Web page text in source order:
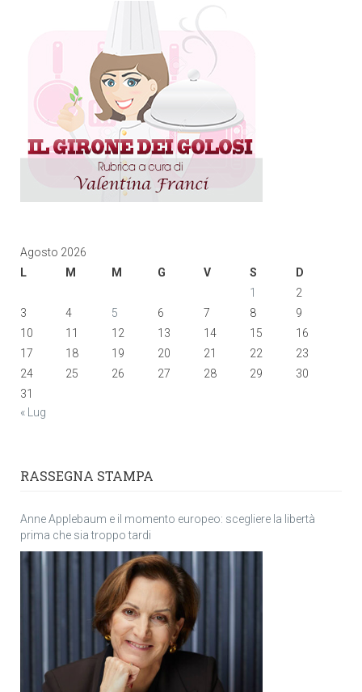
Agosto 2026
L
M M G V S
D
1
2
3
4 5 6 7 8
9
10
11 12 13 14 15
16
17
18 19 20 21 22
23
24
25 26 27 28 29
30
31
« Lug
RASSEGNA STAMPA
Anne Applebaum e il momento europeo: scegliere la libertà
prima che sia troppo tardi